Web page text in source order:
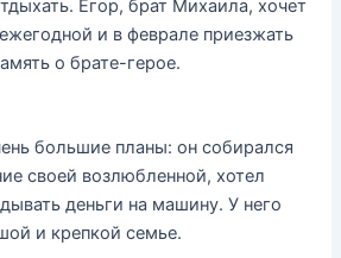
Егор, брат Михаила, хочет
и в феврале приезжать
о брате-герое.
большие планы: он собирался
своей возлюбленной, хотел
деньги на машину. У него
и крепкой семье.